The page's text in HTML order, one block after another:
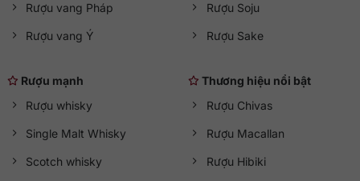
Rượu vang Pháp
Rượu vang Ý
Rượu Soju
Rượu Sake
Rượu mạnh
Rượu whisky
Single Malt Whisky
Scotch whisky
Thương hiệu nổi bật
Rượu Chivas
Rượu Macallan
Rượu Hibiki